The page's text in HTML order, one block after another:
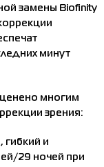
замены Biofinity
минут
многим
зрения:
гибкий и
29 ночей при